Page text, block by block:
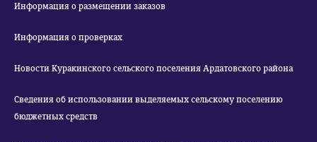
Информация о размещении заказов
Информация о проверках
Новости Куракинского сельского поселения Ардатовского района
Сведения об использовании выделяемых сельскому поселению
бюджетных средств